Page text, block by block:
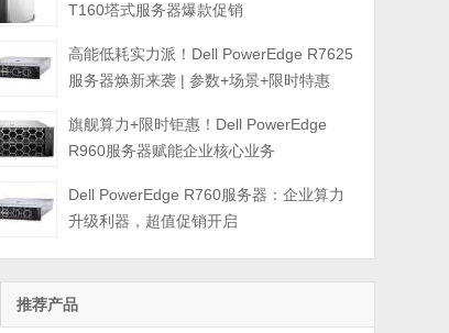
T160塔式服务器爆款促销
高能低耗实力派！Dell PowerEdge R7625
服务器焕新来袭 | 参数+场景+限时特惠
旗舰算力+限时钜惠！Dell PowerEdge
R960服务器赋能企业核心业务
Dell PowerEdge R760服务器：企业算力
升级利器，超值促销开启
推荐产品